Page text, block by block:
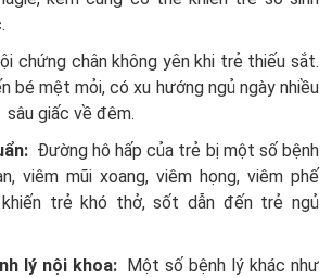
chứng chân không yên khi trẻ thiếu sắt.
bé mệt mỏi, có xu hướng ngủ ngày nhiều
giấc về đêm.
Đường hô hấp của trẻ bị một số bệnh
viêm mũi xoang, viêm họng, viêm phế
khiến trẻ khó thở, sốt dẫn đến trẻ ngủ
lý nội khoa:
Một số bệnh lý khác như